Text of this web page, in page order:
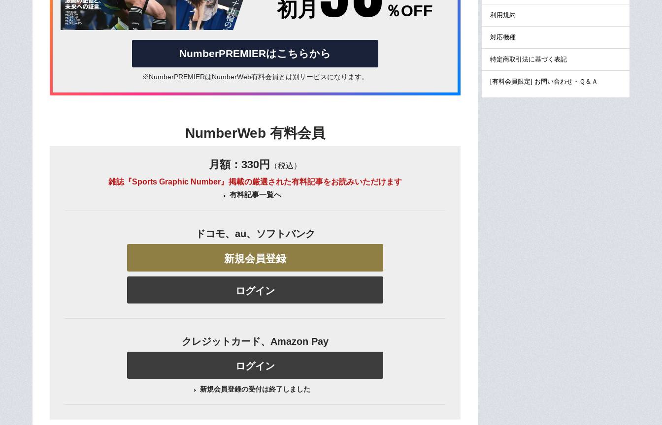
初月 ％OFF
NumberPREMIERはこちらから
※NumberPREMIERはNumberWeb有料会員とは別サービスになります。
NumberWeb 有料会員
月額：330円
（税込）
雑誌『Sports Graphic Number』掲載の厳選された有料記事をお読みいただけます
有料記事一覧へ
ドコモ、au、ソフトバンク
新規会員登録
ログイン
クレジットカード、Amazon Pay
ログイン
新規会員登録の受付は終了しました
利用規約
対応機種
特定商取引法に基づく表記
[有料会員限定] お問い合わせ・Ｑ＆Ａ